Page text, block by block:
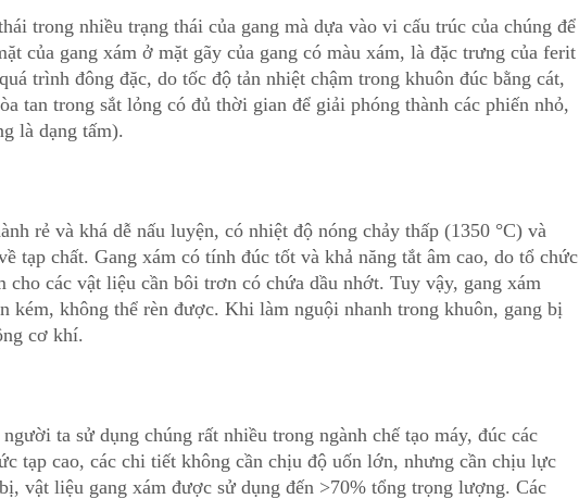
trong nhiều trạng thái của gang mà dựa vào vi cấu trúc của chúng để
của gang xám ở mặt gãy của gang có màu xám, là đặc trưng của ferit
trình đông đặc, do tốc độ tản nhiệt chậm trong khuôn đúc bằng cát,
tan trong sắt lỏng có đủ thời gian để giải phóng thành các phiến nhỏ,
là dạng tấm).
rẻ và khá dễ nấu luyện, có nhiệt độ nóng chảy thấp (1350 °C) và
tạp chất. Gang xám có tính đúc tốt và khả năng tắt âm cao, do tổ chức
cho các vật liệu cần bôi trơn có chứa dầu nhớt. Tuy vậy, gang xám
kém, không thể rèn được. Khi làm nguội nhanh trong khuôn, gang bị
cơ khí.
ta sử dụng chúng rất nhiều trong ngành chế tạo máy, đúc các
tạp cao, các chi tiết không cần chịu độ uốn lớn, nhưng cần chịu lực
vật liệu gang xám được sử dụng đến >70% tổng trọng lượng. Các